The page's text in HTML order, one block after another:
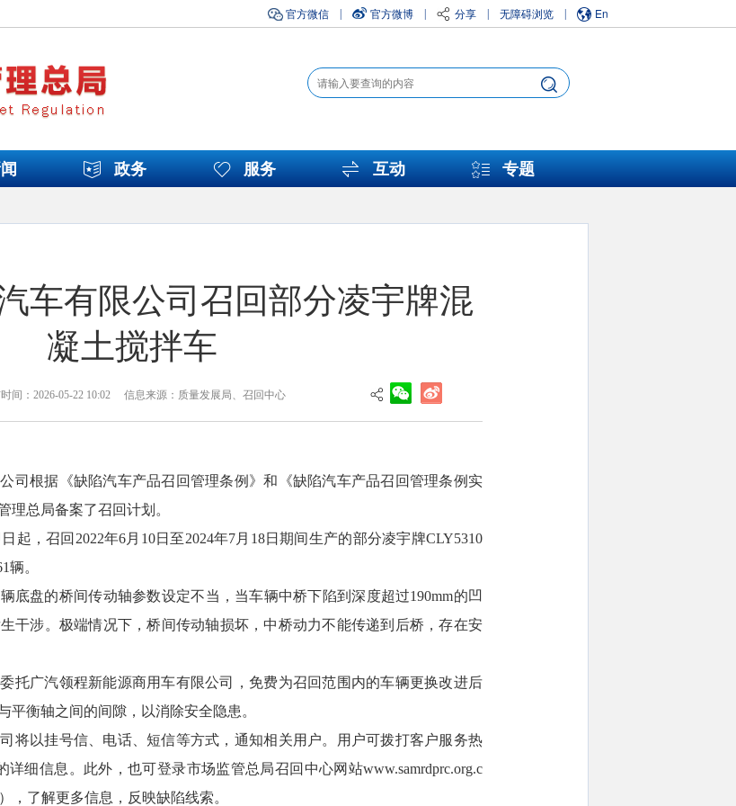
官方微信 官方微博 分享 无障碍浏览 En
政务 服务 互动 专题
车有限公司召回部分凌宇牌混
凝土搅拌车
间：2026-05-22 10:02 信息来源：质量发展局、召回中心
司根据《缺陷汽车产品召回管理条例》和《缺陷汽车产品召回管理条例实
理总局备案了召回计划。
起，召回2022年6月10日至2024年7月18日期间生产的部分凌宇牌CLY5310
辆。
底盘的桥间传动轴参数设定不当，当车辆中桥下陷到深度超过190mm的凹
干涉。极端情况下，桥间传动轴损坏，中桥动力不能传递到后桥，存在安
托广汽领程新能源商用车有限公司，免费为召回范围内的车辆更换改进后
平衡轴之间的间隙，以消除安全隐患。
将以挂号信、电话、短信等方式，通知相关用户。用户可拨打客户服务热
详细信息。此外，也可登录市场监管总局召回中心网站www.samrdprc.org.c
，了解更多信息，反映缺陷线索。